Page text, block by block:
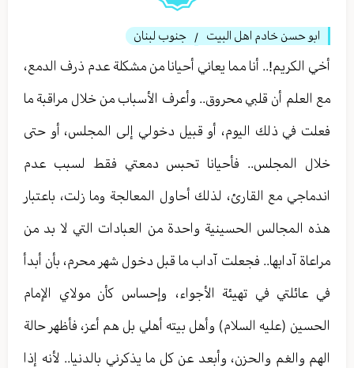
ابو حسن خادم اهل البيت / جنوب لبنان
أخي الكريم!.. أنا مما يعاني أحيانا من مشكلة عدم ذرف الدمع،
مع العلم أن قلبي محروق.. وأعرف الأسباب من خلال مراقبة ما
فعلت في ذلك اليوم، أو قبيل دخولي إلى المجلس، أو حتى
خلال المجلس.. فأحيانا تحبس دمعتي فقط لسبب عدم
اندماجي مع القارئ، لذلك أحاول المعالجة وما زلت، باعتبار
هذه المجالس الحسينية واحدة من العبادات التي لا بد من
مراعاة آدابها.. فجعلت آداب ما قبل دخول شهر محرم، بأن أبدأ
في عائلتي في تهيئة الأجواء، وإحساس كأن مولاي الإمام
الحسين (عليه السلام) وأهل بيته أهلي بل هم أعز، فأظهر حالة
الهم والغم والحزن، وأبعد عن كل ما يذكرني بالدنيا.. لأنه إذا